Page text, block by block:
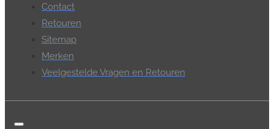
Contact
Retouren
Sitemap
Merken
Veelgestelde Vragen en Retouren